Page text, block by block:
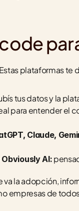
plataformas te
tus datos y la
para entender el
Claude,
AI:
va la adopción,
empresas de